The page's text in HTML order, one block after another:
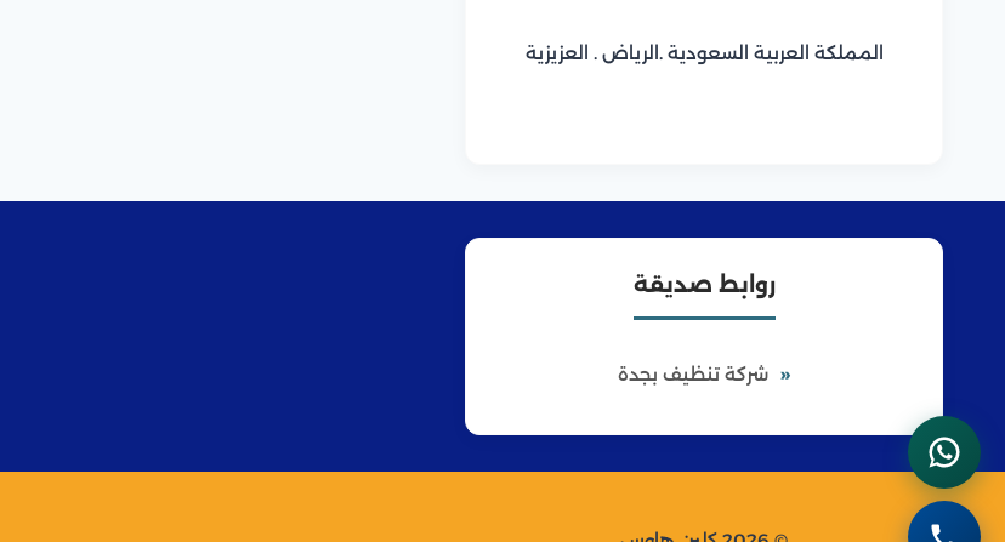
المملكة العربية السعودية .الرياض . العزيزية
روابط صديقة
شركة تنظيف بجدة